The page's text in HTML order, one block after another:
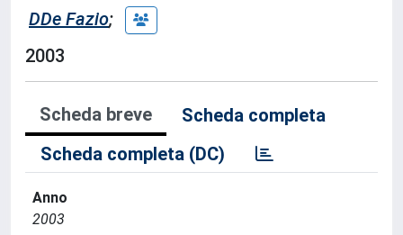
DDe Fazio;
2003
Scheda breve
Scheda completa
Scheda completa (DC)
Anno
2003